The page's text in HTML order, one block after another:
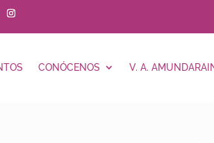
CONÓCENOS V. A.